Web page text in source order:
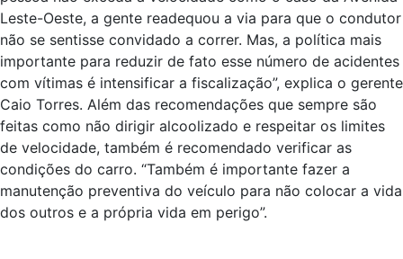
Leste-Oeste, a gente readequou a via para que o condutor
não se sentisse convidado a correr. Mas, a política mais
importante para reduzir de fato esse número de acidentes
com vítimas é intensificar a fiscalização”, explica o gerente
Caio Torres. Além das recomendações que sempre são
feitas como não dirigir alcoolizado e respeitar os limites
de velocidade, também é recomendado verificar as
condições do carro. “Também é importante fazer a
manutenção preventiva do veículo para não colocar a vida
dos outros e a própria vida em perigo”.